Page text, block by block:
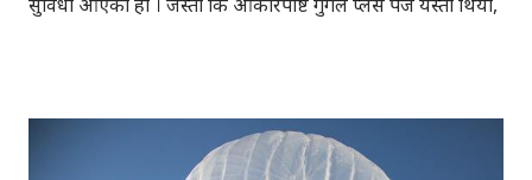
https://plus.google.com/+Aakarpostblog/ ! फेसबुक र
ट्विटर झैँ अब गुगल प्लसको आफ्नो युजरनेम पनि अब सबैलाई सहज